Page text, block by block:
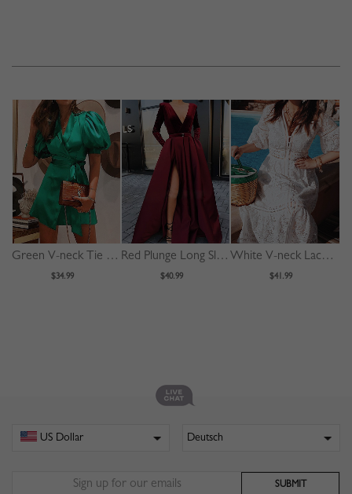
Green V-neck Tie Waist Puff Sleeve Mini Dress
$34.99
Red Plunge Long Sleeve Maxi Dress
$40.99
White V-neck Lace Trim Flare Sleeve Midi Dress
$41.99